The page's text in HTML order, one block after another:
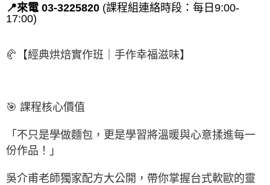
📍來電 03-3225820 (課程組連絡時段：每日9:00-
17:00)
🥐【經典烘焙實作班｜手作幸福滋味】
🎯 課程核心價值
「不只是學做麵包，更是學習將溫暖與心意揉進每一
份作品！」
吳介甫老師獨家配方大公開，帶你掌握台式軟歐的靈